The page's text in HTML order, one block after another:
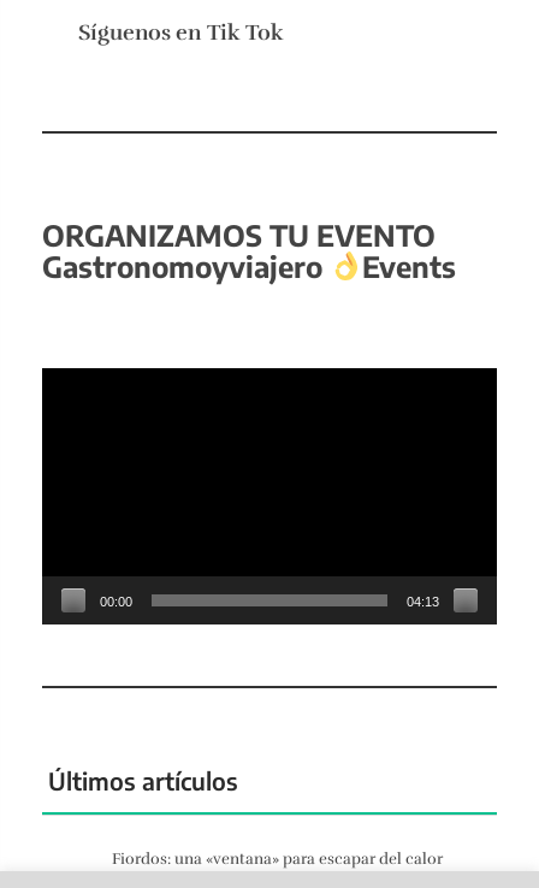
Síguenos en Tik Tok
ORGANIZAMOS TU EVENTO
Gastronomoyviajero
Events
00:00 04:13
Últimos artículos
Fiordos: una «ventana» para escapar del calor